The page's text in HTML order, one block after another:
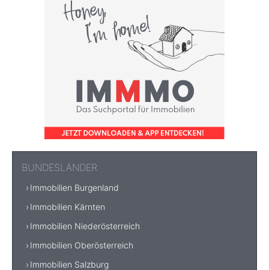
BUNDESLÄNDER
Immobilien Burgenland
Immobilien Kärnten
Immobilien Niederösterreich
Immobilien Oberösterreich
Immobilien Salzburg